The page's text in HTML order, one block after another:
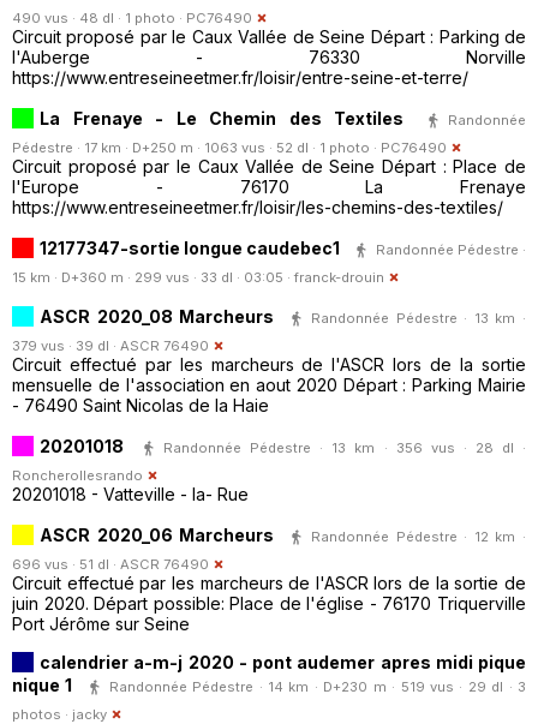
490 vus · 48 dl · 1 photo · PC76490
Circuit proposé par le Caux Vallée de Seine Départ : Parking de
l'Auberge - 76330 Norville
https://www.entreseineetmer.fr/loisir/entre-seine-et-terre/
La Frenaye - Le Chemin des Textiles
Randonnée
Pédestre · 17 km · D+250 m · 1063 vus · 52 dl · 1 photo · PC76490
Circuit proposé par le Caux Vallée de Seine Départ : Place de
l'Europe - 76170 La Frenaye
https://www.entreseineetmer.fr/loisir/les-chemins-des-textiles/
12177347-sortie longue caudebec1
Randonnée Pédestre ·
15 km · D+360 m · 299 vus · 33 dl · 03:05 · franck-drouin
ASCR 2020_08 Marcheurs
Randonnée Pédestre · 13 km ·
379 vus · 39 dl · ASCR 76490
Circuit effectué par les marcheurs de l'ASCR lors de la sortie
mensuelle de l'association en aout 2020 Départ : Parking Mairie
- 76490 Saint Nicolas de la Haie
20201018
Randonnée Pédestre · 13 km · 356 vus · 28 dl ·
Roncherollesrando
20201018 - Vatteville - la- Rue
ASCR 2020_06 Marcheurs
Randonnée Pédestre · 12 km ·
696 vus · 51 dl · ASCR 76490
Circuit effectué par les marcheurs de l'ASCR lors de la sortie de
juin 2020. Départ possible: Place de l'église - 76170 Triquerville
Port Jérôme sur Seine
calendrier a-m-j 2020 - pont audemer apres midi pique
nique 1
Randonnée Pédestre · 14 km · D+230 m · 519 vus · 29 dl · 3
photos · jacky